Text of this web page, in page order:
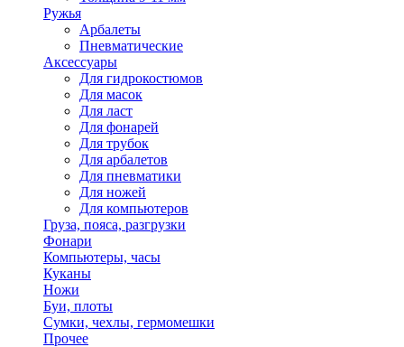
Ружья
Арбалеты
Пневматические
Аксессуары
Для гидрокостюмов
Для масок
Для ласт
Для фонарей
Для трубок
Для арбалетов
Для пневматики
Для ножей
Для компьютеров
Груза, пояса, разгрузки
Фонари
Компьютеры, часы
Куканы
Ножи
Буи, плоты
Сумки, чехлы, гермомешки
Прочее